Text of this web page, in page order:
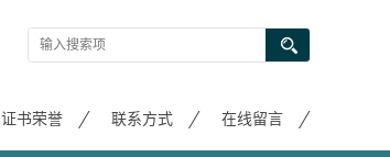
证书荣誉 联系方式 在线留言